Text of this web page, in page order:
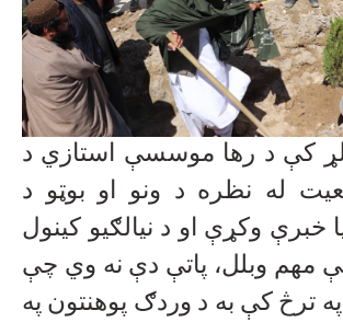
لړ کې د رها موسسې استازي د
له نظره د ونو او بوټو د
خبرې وکړې او د نیالګیو کینول
مهم وبلل، پاتې دې نه وي چې
ترڅ کې به د وردګ پوهنتون په